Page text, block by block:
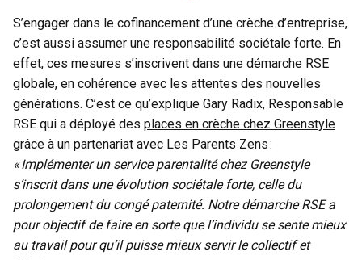
S’engager dans le cofinancement d’une crèche d’entreprise,
c’est aussi assumer une responsabilité sociétale forte. En
effet, ces mesures s’inscrivent dans une démarche RSE
globale, en cohérence avec les attentes des nouvelles
générations. C’est ce qu’explique Gary Radix, Responsable
RSE qui a déployé des places en crèche chez Greenstyle
grâce à un partenariat avec Les Parents Zens :
« Implémenter un service parentalité chez Greenstyle
s’inscrit dans une évolution sociétale forte, celle du
prolongement du congé paternité. Notre démarche RSE a
pour objectif de faire en sorte que l’individu se sente mieux
au travail pour qu’il puisse mieux servir le collectif et